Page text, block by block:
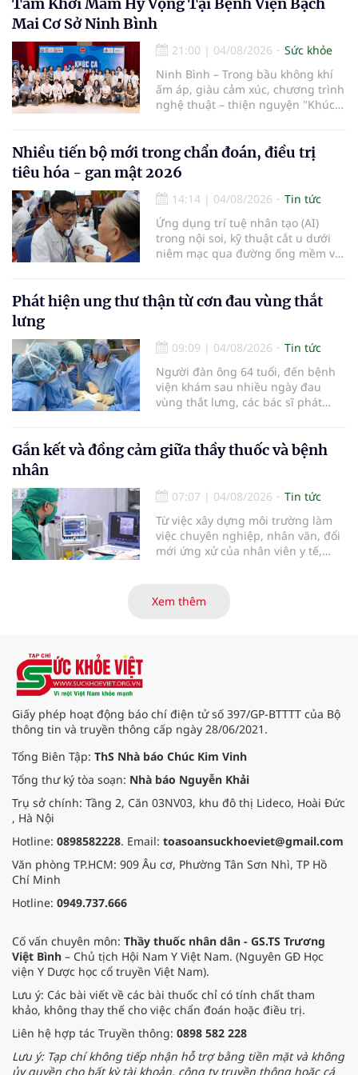
tuần hoàn thành công sau ca vi
phẫu kéo dài 3 giờ.
Mai Cơ Sở Ninh Bình
21:00 | 04/08/2026
Sức khỏe
Ninh Bình – Trong bầu không khí
ấm áp, giàu cảm xúc, chương trình
nghệ thuật – thiện nguyện "Khúc
điểm dừng chân đầu tiên tại Bệnh
viện Bạch Mai cơ sở Ninh Bình.
Nhiều tiến bộ mới trong chẩn đoán, điều trị
tiêu hóa - gan mật 2026
14:14 | 04/08/2026
Tin tức
Ứng dụng trí tuệ nhân tạo (AI)
trong nội soi, kỹ thuật cắt u dưới
niêm mạc qua đường ống mềm và
là những nội dung trọng tâm được
báo cáo tại Hội thảo khoa học cập
tiêu hóa - gan mật vừa diễn ra
ngày 1/8 tại Bệnh viện Đại học
quốc tế Hồng Bàng.
Phát hiện ung thư thận từ cơn đau vùng thắt
lưng
09:09 | 04/08/2026
Tin tức
Người đàn ông 64 tuổi, đến bệnh
viện khám sau nhiều ngày đau
vùng thắt lưng, các bác sĩ phát
biểu mô tế bào thận. Với khối u còn
ở giai đoạn sớm, người bệnh được
bằng phẫu thuật robot thay vì phải
cắt bỏ toàn bộ quả thận như trước
đây.
Gắn kết và đồng cảm giữa thầy thuốc và bệnh
nhân
07:07 | 04/08/2026
Tin tức
Từ việc xây dựng môi trường làm
việc chuyên nghiệp, nhân văn, đổi
mới ứng xử của nhân viên y tế,
đồng cảm, gắn kết cao giữa thầy
thuốc với bệnh nhân.
Xem thêm
Giấy phép hoạt động báo chí điện tử số 397/GP-BTTTT của Bộ
thông tin và truyền thông cấp ngày 28/06/2021.
Tổng Biên Tập: ThS Nhà báo Chúc Kim Vinh
Tổng thư ký tòa soạn: Nhà báo Nguyễn Khải
Trụ sở chính: Tầng 2, Căn 03NV03, khu đô thị Lideco, Hoài Đức
, Hà Nội
Hotline: 0898582228. Email: toasoansuckhoeviet@gmail.com
Văn phòng TP.HCM: 909 Âu cơ, Phường Tân Sơn Nhì, TP Hồ
Chí Minh
Hotline: 0949.737.666
Cố vấn chuyên môn: Thầy thuốc nhân dân - GS.TS Trương
Việt Bình – Chủ tịch Hội Nam Y Việt Nam. (Nguyên GĐ Học
viện Y Dược học cổ truyền Việt Nam).
Lưu ý: Các bài viết về các bài thuốc chỉ có tính chất tham
khảo, không thay thế cho việc chẩn đoán hoặc điều trị.
Liên hệ hợp tác Truyền thông: 0898 582 228
Lưu ý: Tạp chí không tiếp nhận hỗ trợ bằng tiền mặt và không
ủy quyền cho bất kỳ tài khoản, công ty truyền thông hoặc cá